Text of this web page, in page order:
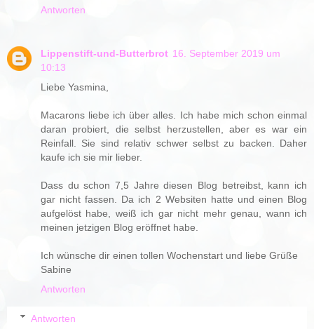
Antworten
Lippenstift-und-Butterbrot 16. September 2019 um
10:13
Liebe Yasmina,
Macarons liebe ich über alles. Ich habe mich schon einmal
daran probiert, die selbst herzustellen, aber es war ein
Reinfall. Sie sind relativ schwer selbst zu backen. Daher
kaufe ich sie mir lieber.
Dass du schon 7,5 Jahre diesen Blog betreibst, kann ich
gar nicht fassen. Da ich 2 Websiten hatte und einen Blog
aufgelöst habe, weiß ich gar nicht mehr genau, wann ich
meinen jetzigen Blog eröffnet habe.
Ich wünsche dir einen tollen Wochenstart und liebe Grüße
Sabine
Antworten
Antworten